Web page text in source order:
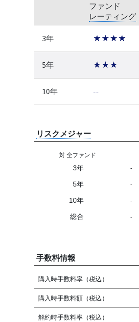
ファンド
レーティング
3年 ★★★★
5年 ★★★
10年 --
リスクメジャー
対 全ファンド
3年 -
5年 -
10年 -
総合 -
手数料情報
購入時手数料率（税込）
購入時手数料額（税込）
解約時手数料率（税込）